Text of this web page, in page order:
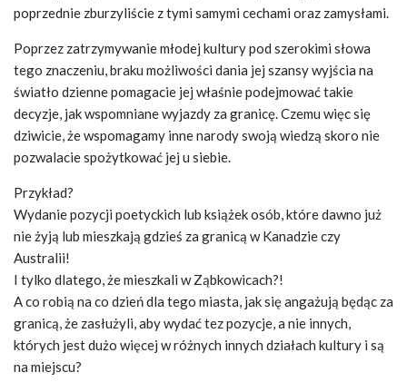
poprzednie zburzyliście z tymi samymi cechami oraz zamysłami.
Poprzez zatrzymywanie młodej kultury pod szerokimi słowa
tego znaczeniu, braku możliwości dania jej szansy wyjścia na
światło dzienne pomagacie jej właśnie podejmować takie
decyzje, jak wspomniane wyjazdy za granicę. Czemu więc się
dziwicie, że wspomagamy inne narody swoją wiedzą skoro nie
pozwalacie spożytkować jej u siebie.
Przykład?
Wydanie pozycji poetyckich lub książek osób, które dawno już
nie żyją lub mieszkają gdzieś za granicą w Kanadzie czy
Australii!
I tylko dlatego, że mieszkali w Ząbkowicach?!
A co robią na co dzień dla tego miasta, jak się angażują będąc za
granicą, że zasłużyli, aby wydać tez pozycje, a nie innych,
których jest dużo więcej w różnych innych działach kultury i są
na miejscu?